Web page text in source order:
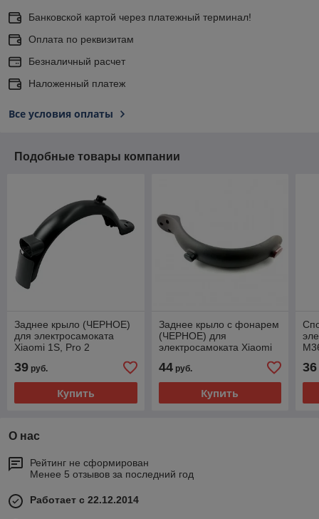
Банковской картой через платежный терминал!
Оплата по реквизитам
Безналичный расчет
Наложенный платеж
Все условия оплаты
Подобные товары компании
Заднее крыло (ЧЕРНОЕ)
для электросамоката
Xiaomi 1S, Pro 2
39 руб.
Купить
Заднее крыло c фонарем
(ЧЕРНОЕ) для
электросамоката Xiaomi
44руб.
Купить
36
О нас
Рейтинг не сформирован
Менее 5 отзывов за последний год
Работает с 22.12.2014